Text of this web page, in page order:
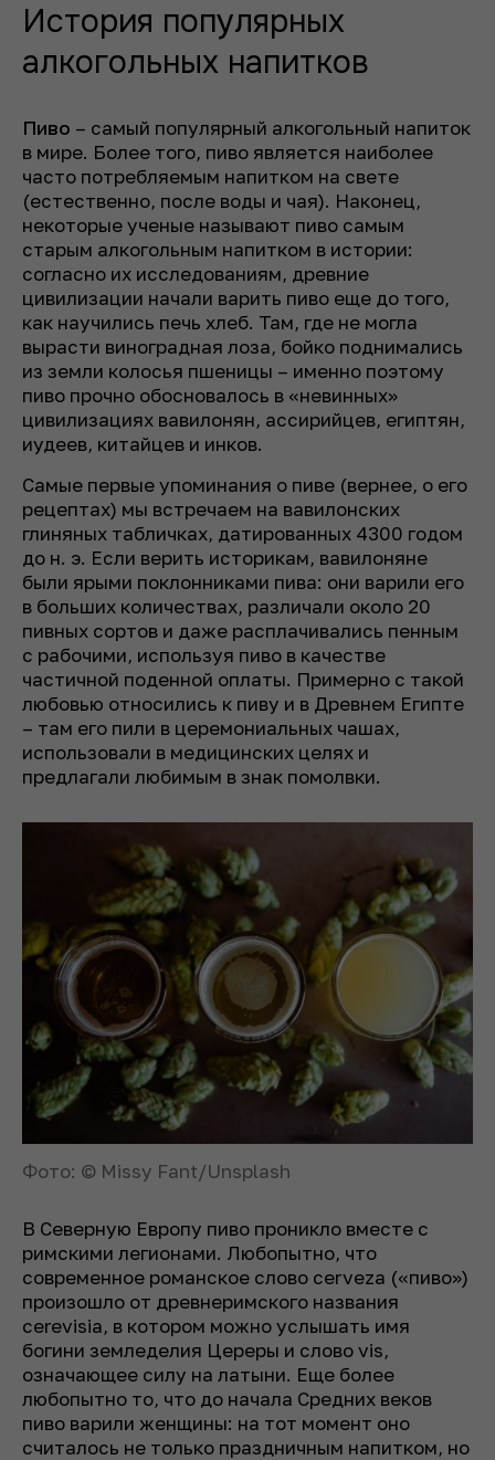
История популярных
алкогольных напитков
Пиво – самый популярный алкогольный напиток
в мире. Более того, пиво является наиболее
часто потребляемым напитком на свете
(естественно, после воды и чая). Наконец,
некоторые ученые называют пиво самым
старым алкогольным напитком в истории:
согласно их исследованиям, древние
цивилизации начали варить пиво еще до того,
как научились печь хлеб. Там, где не могла
вырасти виноградная лоза, бойко поднимались
из земли колосья пшеницы – именно поэтому
пиво прочно обосновалось в «невинных»
цивилизациях вавилонян, ассирийцев, египтян,
иудеев, китайцев и инков.
Самые первые упоминания о пиве (вернее, о его
рецептах) мы встречаем на вавилонских
глиняных табличках, датированных 4300 годом
до н. э. Если верить историкам, вавилоняне
были ярыми поклонниками пива: они варили его
в больших количествах, различали около 20
пивных сортов и даже расплачивались пенным
с рабочими, используя пиво в качестве
частичной поденной оплаты. Примерно с такой
любовью относились к пиву и в Древнем Египте
– там его пили в церемониальных чашах,
использовали в медицинских целях и
предлагали любимым в знак помолвки.
Фото: © Missy Fant/Unsplash
В Северную Европу пиво проникло вместе с
римскими легионами. Любопытно, что
современное романское слово cerveza («пиво»)
произошло от древнеримского названия
cerevisia, в котором можно услышать имя
богини земледелия Цереры и словоvis,
означающее силу на латыни. Еще более
любопытно то, что до начала Средних веков
пиво варили женщины: на тот момент оно
считалось не только праздничным напитком, но